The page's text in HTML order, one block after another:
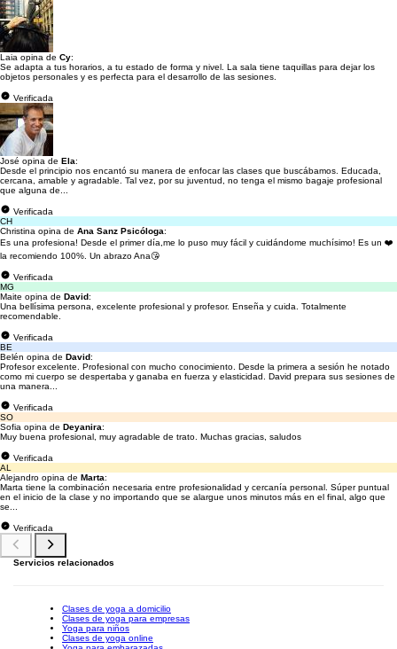
Laia opina de Cy:
Se adapta a tus horarios, a tu estado de forma y nivel. La sala tiene taquillas para dejar los
objetos personales y es perfecta para el desarrollo de las sesiones.
Verificada
José opina de Ela:
Desde el principio nos encantó su manera de enfocar las clases que buscábamos. Educada,
cercana, amable y agradable. Tal vez, por su juventud, no tenga el mismo bagaje profesional
que alguna de...
Verificada
CH
Christina opina de Ana Sanz Psicóloga:
Es una profesiona! Desde el primer día,me lo puso muy fácil y cuidándome muchísimo! Es un ❤️
la recomiendo 100%. Un abrazo Ana😘
Verificada
MG
Maite opina de David:
Una bellísima persona, excelente profesional y profesor. Enseña y cuida. Totalmente
recomendable.
Verificada
BE
Belén opina de David:
Profesor excelente. Profesional con mucho conocimiento. Desde la primera a sesión he notado
como mi cuerpo se despertaba y ganaba en fuerza y elasticidad. David prepara sus sesiones de
una manera...
Verificada
SO
Sofia opina de Deyanira:
Muy buena profesional, muy agradable de trato. Muchas gracias, saludos
Verificada
AL
Alejandro opina de Marta:
Marta tiene la combinación necesaria entre profesionalidad y cercanía personal. Súper puntual
en el inicio de la clase y no importando que se alargue unos minutos más en el final, algo que
se...
Verificada
Servicios relacionados
Clases de yoga a domicilio
Clases de yoga para empresas
Yoga para niños
Clases de yoga online